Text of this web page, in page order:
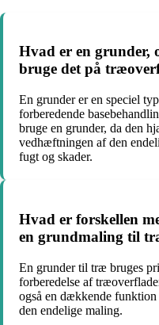
Hvad er en grunder,
bruge det på
En grunder er en speciel
forberedende
bruge en grunder, da den
vedhæftningen af den
fugt og skader.
Hvad er forskellen
en grundmaling til
En grunder til træ bruges
forberedelse af
også en dækkende funktion
den endelige maling.